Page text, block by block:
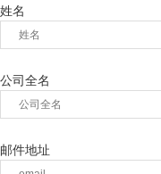
姓名
公司全名
邮件地址